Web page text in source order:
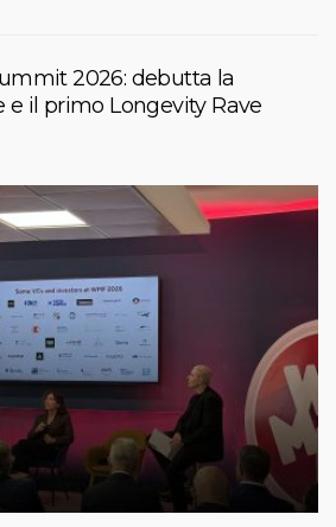
2026: debutta la
e il primo Longevity Rave